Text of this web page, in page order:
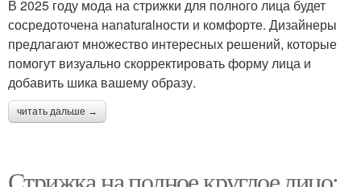
В 2025 году мода на стрижки для полного лица будет
сосредоточена наnaturalности и комфорте. Дизайнеры
предлагают множество интересных решений, которые
помогут визуально скорректировать форму лица и
добавить шика вашему образу.
читать дальше →